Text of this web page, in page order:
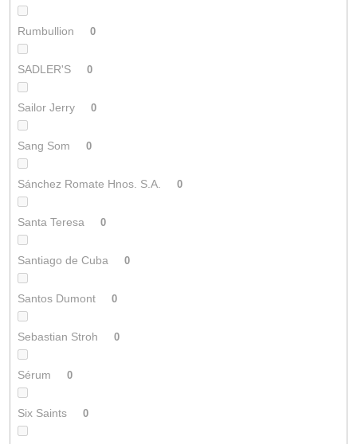
Rumbullion 0
SADLER'S 0
Sailor Jerry 0
Sang Som 0
Sánchez Romate Hnos. S.A. 0
Santa Teresa 0
Santiago de Cuba 0
Santos Dumont 0
Sebastian Stroh 0
Sérum 0
Six Saints 0